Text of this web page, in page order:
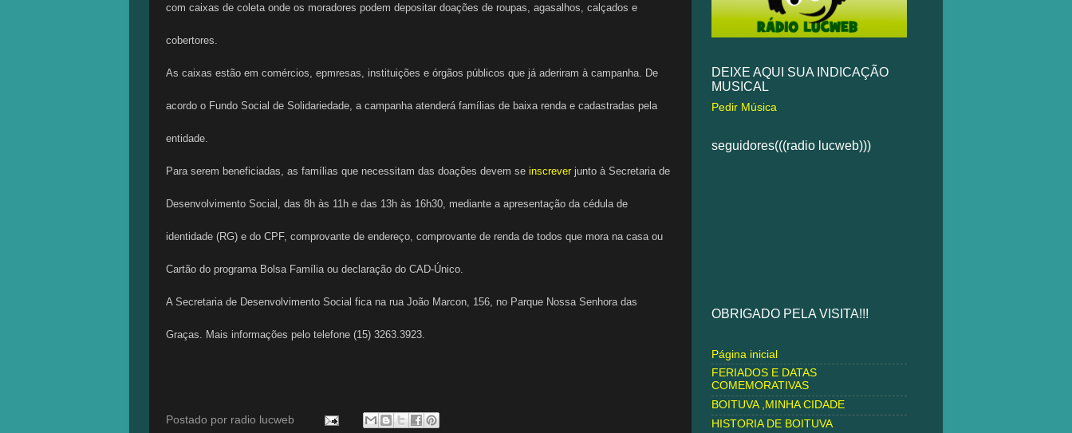
com caixas de coleta onde os moradores podem depositar doações de roupas, agasalhos, calçados e
cobertores.
As caixas estão em comércios, epmresas, instituições e órgãos públicos que já aderiram à campanha. De
acordo o Fundo Social de Solidariedade, a campanha atenderá famílias de baixa renda e cadastradas pela
entidade.
Para serem beneficiadas, as famílias que necessitam das doações devem se inscrever junto à Secretaria de
Desenvolvimento Social, das 8h às 11h e das 13h às 16h30, mediante a apresentação da cédula de
identidade (RG) e do CPF, comprovante de endereço, comprovante de renda de todos que mora na casa ou
Cartão do programa Bolsa Família ou declaração do CAD-Único.
A Secretaria de Desenvolvimento Social fica na rua João Marcon, 156, no Parque Nossa Senhora das
Graças. Mais informações pelo telefone (15) 3263.3923.
Postado por radio lucweb
DEIXE AQUI SUA INDICAÇÃO
MUSICAL
Pedir Música
seguidores(((radio lucweb)))
OBRIGADO PELA VISITA!!!
Página inicial
FERIADOS E DATAS
COMEMORATIVAS
BOITUVA ,MINHA CIDADE
HISTORIA DE BOITUVA